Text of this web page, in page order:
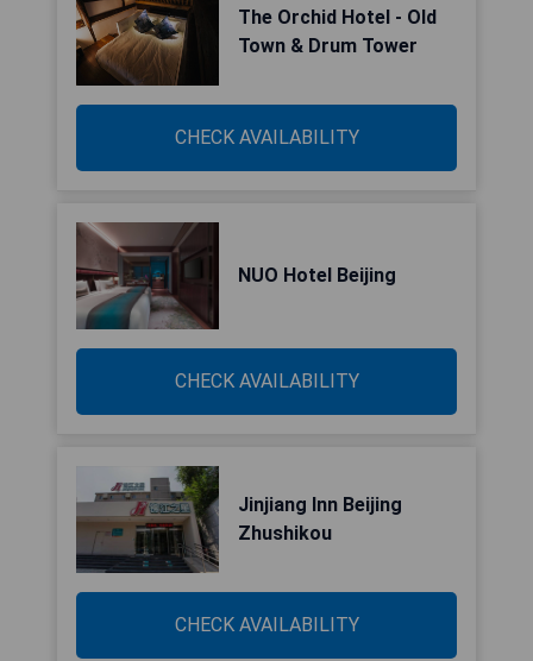
The Orchid Hotel - Old
Town & Drum Tower
CHECK AVAILABILITY
NUO Hotel Beijing
CHECK AVAILABILITY
Jinjiang Inn Beijing
Zhushikou
CHECK AVAILABILITY